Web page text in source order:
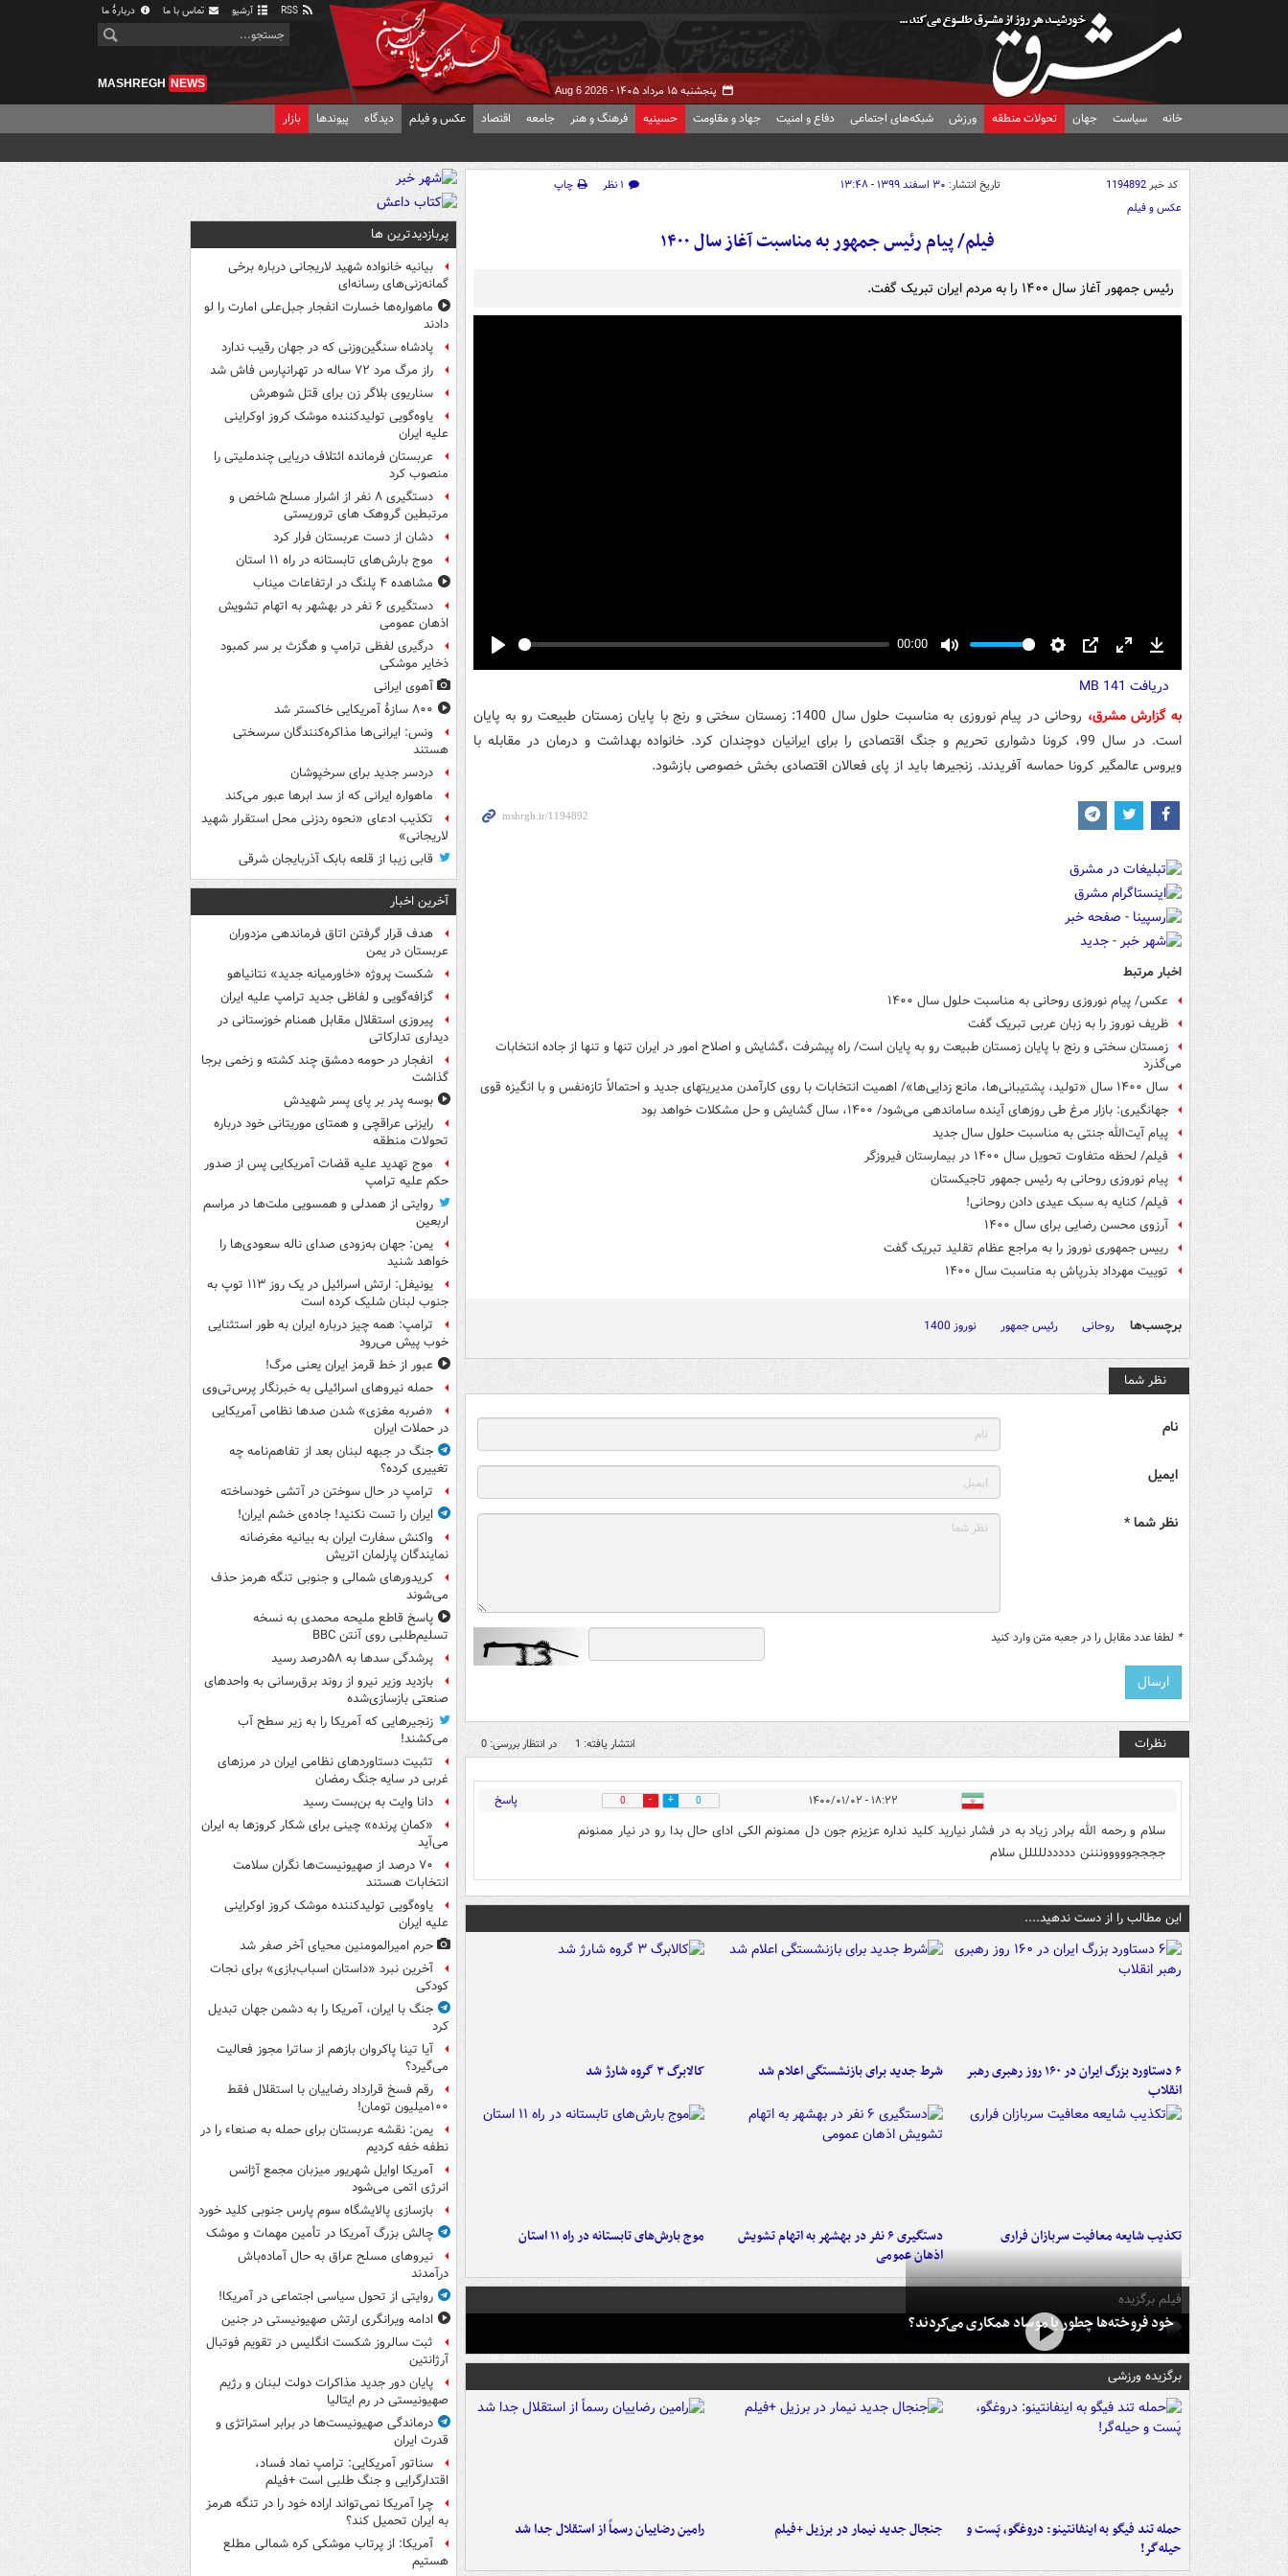
آرشیو تماس با ما دربارهٔ ما
پنجشنبه ۱۵ مرداد ۱۴۰۵ - Aug 6 2026
MASHREGH NEWS
خانه سیاست جهان تحولات منطقه ورزش شبکه‌های اجتماعی دفاع و امنیت جهاد و مقاومت حسینیه فرهنگ و هنر جامعه اقتصاد عکس و فیلم دیدگاه پیوندها بازار
کد خبر1194892 تاریخ انتشار: ۳۰ اسفند ۱۳۹۹ - ۱۳:۴۸ ۱ نظر
چاپ
عکس و فیلم
فیلم/ پیام رئیس جمهور به مناسبت آغاز سال ۱۴۰۰
رئیس جمهور آغاز سال ۱۴۰۰ را به مردم ایران تبریک گفت.
00:00
fullscreen
دریافت 141 MB
به گزارش مشرق،
روحانی در پیام نوروزی به مناسبت حلول سال 1400: زمستان سختی و رنج با پایان زمستان طبیعت رو به پایان
است. در سال 99، کرونا دشواری تحریم و جنگ اقتصادی را برای ایرانیان دوچندان کرد. خانواده بهداشت و درمان در مقابله با
ویروس عالمگیر کرونا حماسه آفریدند. زنجیرها باید از پای فعالان اقتصادی بخش خصوصی بازشود.
اخبار مرتبط
عکس/ پیام نوروزی روحانی به مناسبت حلول سال ۱۴۰۰
ظریف نوروز را به زبان عربی تبریک گفت
زمستان سختی و رنج با پایان زمستان طبیعت رو به پایان است/ راه پیشرفت ،گشایش و اصلاح امور در ایران تنها و تنها از جاده انتخابات
می‌گذرد
سال ۱۴۰۰ سال «تولید، پشتیبانی‌ها، مانع زدایی‌ها»/ اهمیت انتخابات با روی کارآمدن مدیریتهای جدید و احتمالاً تازه‌نفس و با انگیزه قوی
جهانگیری: بازار مرغ طی روزهای آینده ساماندهی می‌شود/ ۱۴۰۰، سال گشایش و حل مشکلات خواهد بود
پیام آیت‌الله جنتی به مناسبت حلول سال جدید
فیلم/ لحظه متفاوت تحویل سال ۱۴۰۰ در بیمارستان فیروزگر
پیام نوروزی روحانی به رئیس جمهور تاجیکستان
فیلم/ کنایه به سبک عیدی دادن روحانی!
آرزوی محسن رضایی برای سال ۱۴۰۰
رییس جمهوری نوروز را به مراجع عظام تقلید تبریک گفت
توییت مهرداد بذرپاش به مناسبت سال ۱۴۰۰
برچسب‌ها روحانی رئیس جمهور نوروز 1400
نظر شما
نام
ایمیل
نظر شما *
* لطفا عدد مقابل را در جعبه متن وارد کنید
نظرات انتشار یافته: 1 در انتظار بررسی: 0
۱۸:۲۲ - ۱۴۰۰/۰۱/۰۲ 0
0 پاسخ
سلام و رحمه الله برادر زیاد به در فشار نیارید کلید نداره عزیزم جون دل ممنونم الکی ادای حال بدا رو در نیار ممنونم
ججججووووونننن دددددللللل سلام
این مطالب را از دست ندهید....
۶ دستاورد بزرگ ایران در ۱۶۰ روز رهبری رهبر
انقلاب
شرط جدید برای بازنشستگی اعلام شد کالابرگ ۳ گروه شارژ شد
تکذیب شایعه معافیت سربازان فراری
دستگیری ۶ نفر در بهشهر به اتهام تشویش
اذهان عمومی
موج بارش‌های تابستانه در راه ۱۱ استان
فیلم برگزیده
خود فروخته‌ها چطور با موساد همکاری می‌کردند؟
برگزیده ورزشی
حمله تند فیگو به اینفانتینو: دروغگو، پَست‌ و
حیله‌گر!
جنجال جدید نیمار در برزیل +فیلم رامین رضاییان رسماً از استقلال جدا شد
پربازدیدترین ها
بیانیه خانواده شهید لاریجانی درباره برخی
گمانه‌زنی‌های رسانه‌ای
ماهواره‌ها خسارت انفجار جبل‌علی امارت را لو
دادند
پادشاه سنگین‌وزنی که در جهان رقیب ندارد
راز مرگ مرد ۷۲ ساله در تهرانپارس فاش شد
سناریوی بلاگر زن برای قتل شوهرش
یاوه‌گویی تولیدکننده موشک کروز اوکراینی
علیه ایران
عربستان فرمانده ائتلاف دریایی چندملیتی را
منصوب کرد
دستگیری ۸ نفر از اشرار مسلح شاخص و
مرتبطین گروهک های تروریستی
دشان از دست عربستان فرار کرد
موج بارش‌های تابستانه در راه ۱۱ استان
مشاهده ۴ پلنگ در ارتفاعات میناب
دستگیری ۶ نفر در بهشهر به اتهام تشویش
اذهان عمومی
درگیری لفظی ترامپ و هگزث بر سر کمبود
ذخایر موشکی
آهوی ایرانی
۸۰۰ سازۀ آمریکایی خاکستر شد
ونس: ایرانی‌ها مذاکره‌کنندگان سرسختی
هستند
دردسر جدید برای سرخپوشان
ماهواره ایرانی که از سد ابرها عبور می‌کند
تکذیب ادعای «نحوه ردزنی محل استقرار شهید
لاریجانی»
قابی زیبا از قلعه بابک آذربایجان شرقی
آخرین اخبار
هدف قرار گرفتن اتاق‌ فرماندهی مزدوران
عربستان در یمن
شکست پروژه «خاورمیانه جدید» نتانیاهو
گزافه‌گویی و لفاظی جدید ترامپ علیه ایران
پیروزی استقلال مقابل همنام خوزستانی در
دیداری تدارکاتی
انفجار در حومه دمشق چند کشته و زخمی برجا
گذاشت
بوسه‌ پدر بر پای پسر شهیدش
رایزنی عراقچی و همتای موریتانی خود درباره
تحولات منطقه
موج تهدید علیه قضات آمریکایی پس از صدور
حکم علیه ترامپ
روایتی از همدلی و همسویی ملت‌ها در مراسم
اربعین
یمن: جهان به‌زودی صدای ناله سعودی‌ها را
خواهد شنید
یونیفل: ارتش اسرائیل در یک روز ۱۱۳ توپ به
جنوب لبنان شلیک کرده است
ترامپ: همه چیز درباره ایران به طور استثنایی
خوب پیش می‌رود
عبور از خط قرمز ایران یعنی مرگ!
حمله نیروهای اسرائیلی به خبرنگار پرس‌تی‌وی
«ضربه مغزی» شدن صدها نظامی آمریکایی
در حملات ایران
جنگ در جبهه لبنان بعد از تفاهم‌نامه چه
تغییری کرده؟
ترامپ در حال سوختن در آتشی خودساخته
ایران را تست نکنید! جاده‌ی خشم ایران!
واکنش سفارت ایران به بیانیه مغرضانه
نمایندگان پارلمان اتریش
کریدورهای شمالی و جنوبی تنگه هرمز حذف
می‌شوند
پاسخ قاطع ملیحه محمدی به نسخه
تسلیم‌طلبی روی آنتن BBC
پرشدگی سدها به ۵۸درصد رسید
بازدید وزیر نیرو از روند برق‌رسانی به واحدهای
صنعتی بازسازی‌شده
زنجیرهایی که آمریکا را به زیر سطح آب
می‌کشند!
تثبیت دستاوردهای نظامی ایران در مرزهای
غربی در سایه جنگ رمضان
دانا وایت به بن‌بست رسید
«کمانِ پرنده» چینی برای شکار کروزها به ایران
می‌آید
۷۰ درصد از صهیونیست‌ها نگران سلامت
انتخابات هستند
یاوه‌گویی تولیدکننده موشک کروز اوکراینی
علیه ایران
حرم امیرالمومنین محیای آخر صفر شد
آخرین نبرد «داستان اسباب‌بازی» برای نجات
کودکی
جنگ با ایران، آمریکا را به دشمن جهان تبدیل
کرد
آیا تینا پاکروان بازهم از ساترا مجوز فعالیت
می‌گیرد؟
رقم فسخ قرارداد رضاییان با استقلال فقط
۱۰۰میلیون تومان!
یمن: نقشه عربستان برای حمله به صنعاء را در
نطفه خفه کردیم
آمریکا اوایل شهریور میزبان مجمع آژانس
انرژی اتمی می‌شود
بازسازی پالایشگاه سوم پارس جنوبی کلید خورد
چالش بزرگ آمریکا در تأمین مهمات و موشک
نیروهای مسلح عراق به حال آماده‌باش
درآمدند
روایتی از تحول سیاسی اجتماعی در آمریکا!
ادامه ویرانگری ارتش صهیونیستی در جنین
ثبت سالروز شکست انگلیس در تقویم فوتبال
آرژانتین
پایان دور جدید مذاکرات دولت لبنان و رژیم
صهیونیستی در رم ایتالیا
درماندگی صهیونیست‌ها در برابر استراتژی و
قدرت ایران
سناتور آمریکایی: ترامپ نماد فساد،
اقتدارگرایی و جنگ طلبی است +فیلم
چرا آمریکا نمی‌تواند اراده خود را در تنگه هرمز
به ایران تحمیل کند؟
آمریکا: از پرتاب موشکی کره شمالی مطلع
هستیم